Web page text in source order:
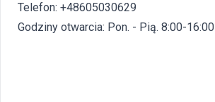
Telefon: +48605030629
Godziny otwarcia: Pon. - Pią. 8:00-16:00